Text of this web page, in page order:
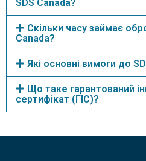
SDS Canada?
Скільки часу займає
Canada?
Які основні вимоги до
Що таке гарантований
сертифікат (ГІС)?